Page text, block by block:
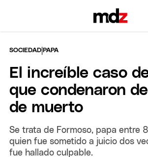
SOCIEDAD |PAPA
El increíble caso
que condenaron
de muerto
Se trata de Formoso, papa entre
quien fue sometido a juicio dos
fue hallado culpable.